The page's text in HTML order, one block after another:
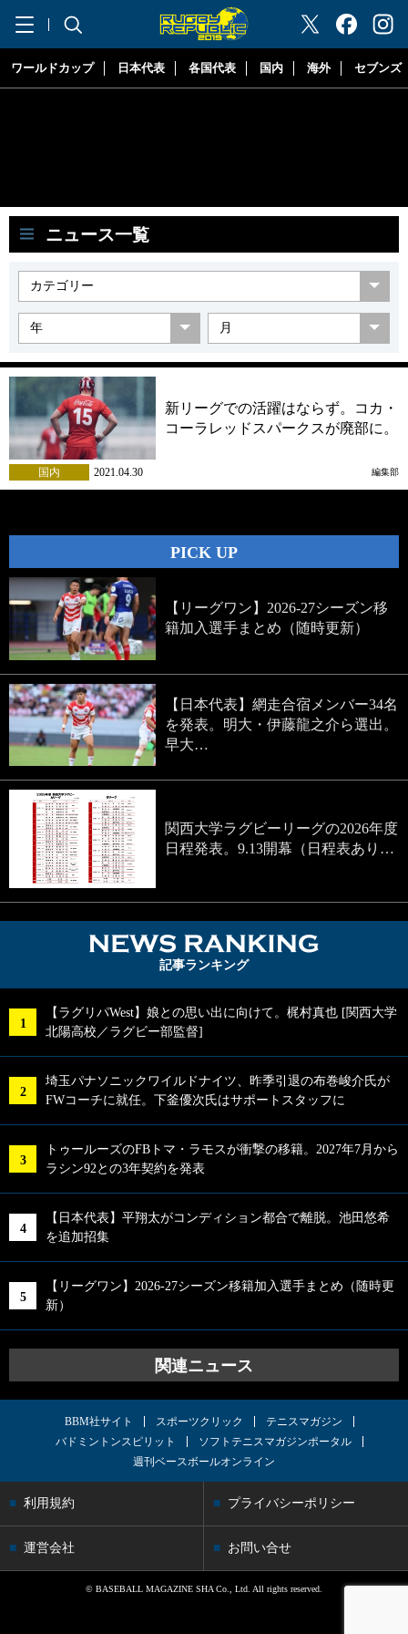
"ラグビーリパブリック"
ワールドカップ 日本代表 各国代表 国内 海外 セブンズ
ニュース一覧
新リーグでの活躍はならず。コカ・
コーラレッドスパークスが廃部に。
国内 2021.04.30 編集部
PICK UP
【リーグワン】2026-27シーズン移
籍加入選手まとめ（随時更新）
【日本代表】網走合宿メンバー34名
を発表。明大・伊藤龍之介ら選出。
早大…
関西大学ラグビーリーグの2026年度
日程発表。9.13開幕（日程表あり…
記事ランキング
【ラグリパWest】娘との思い出に向けて。梶村真也 [関西大学
北陽高校／ラグビー部監督]
埼玉パナソニックワイルドナイツ、昨季引退の布巻峻介氏が
FWコーチに就任。下釜優次氏はサポートスタッフに
トゥールーズのFBトマ・ラモスが衝撃の移籍。2027年7月から
ラシン92との3年契約を発表
【日本代表】平翔太がコンディション都合で離脱。池田悠希
を追加招集
【リーグワン】2026-27シーズン移籍加入選手まとめ（随時更
新）
関連ニュース
BBM社サイト スポーツクリック
テニスマガジン
バドミントンスピリット
ソフトテニスマガジンポータル
週刊ベースボールオンライン
利用規約 プライバシーポリシー
運営会社 お問い合せ
© BASEBALL MAGAZINE SHA Co., Ltd. All rights reserved.